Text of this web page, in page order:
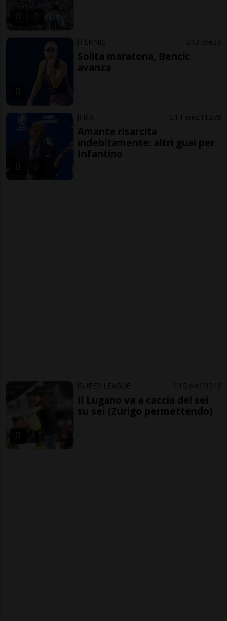
TENNIS 13 ore 3
Solita maratona, Bencic
avanza
FIFA 14 ore 11 79
Amante risarcita
indebitamente: altri guai per
Infantino
SUPER LEAGUE 15 ore 3 13
Il Lugano va a caccia del sei
su sei (Zurigo permettendo)